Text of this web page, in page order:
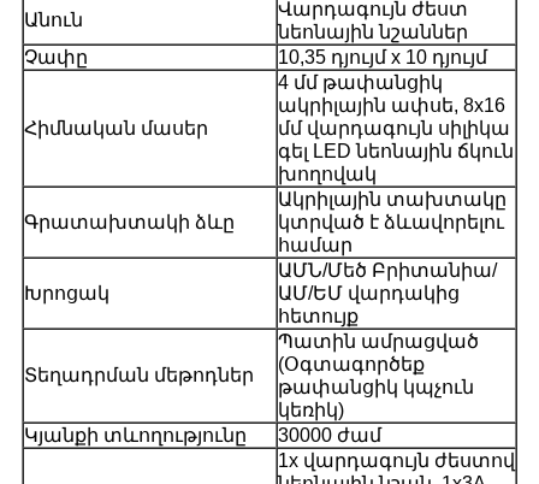
Անուն
Վարդագույն ժեստ
նեոնային նշաններ
Չափը
10,35 դյույմ x 10 դյույմ
Հիմնական մասեր
4 մմ թափանցիկ
ակրիլային ափսե, 8x16
մմ վարդագույն սիլիկա
գել LED նեոնային ճկուն
խողովակ
Գրատախտակի ձևը
Ակրիլային տախտակը
կտրված է ձևավորելու
համար
Խրոցակ
ԱՄՆ/Մեծ Բրիտանիա/
ԱՄ/ԵՄ վարդակից
հետույք
Տեղադրման մեթոդներ
Պատին ամրացված
(Օգտագործեք
թափանցիկ կպչուն
կեռիկ)
Կյանքի տևողությունը
30000 ժամ
1x վարդագույն ժեստով